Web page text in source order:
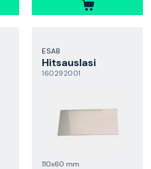
ESAB
Hitsauslasi
160292001
110x60 mm